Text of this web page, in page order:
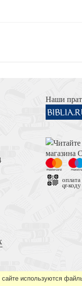
проповеди
Наши
qr-коду
используются